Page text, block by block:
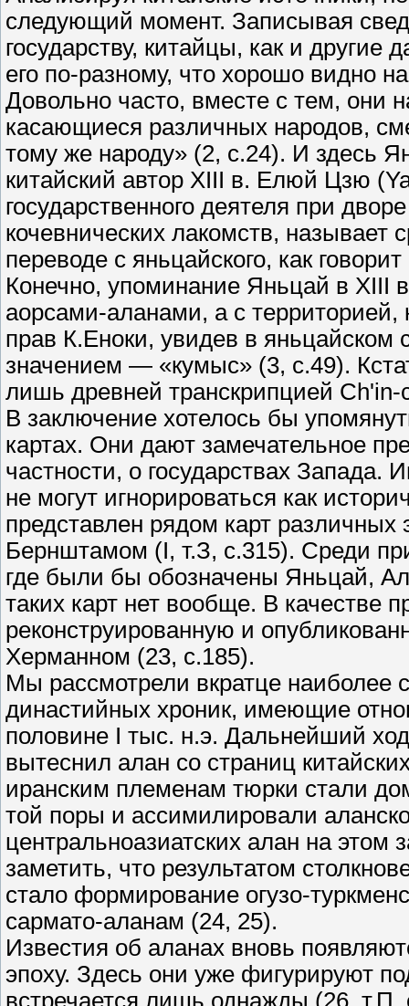
следующий момент. Записывая
государству, китайцы, как и
его по-разному, что хорошо
Довольно часто, вместе с тем, они
касающиеся различных народов,
тому же народу» (2, с.24). И здесь
китайский автор XIII в. Елюй Цзю
государственного деятеля при
кочевнических лакомств, называет
переводе с яньцайского, как
Конечно, упоминание Яньцай в XIII
аорсами-аланами, а с территорией,
прав К.Еноки, увидев в яньцайском
значением — «кумыс» (3, с.49).
лишь древней транскрипцией Ch'in-
В заключение хотелось бы
картах. Они дают замечательное
частности, о государствах Запада.
не могут игнорироваться как
представлен рядом карт
Бернштамом (I, т.З, с.315). Среди
где были бы обозначены Яньцай,
таких карт нет вообще. В качестве
реконструированную и
Херманном (23, с.185).
Мы рассмотрели вкратце наиболее
династийных хроник, имеющие
половине I тыс. н.э. Дальнейший
вытеснил алан со страниц
иранским племенам тюрки стали
той поры и ассимилировали
центральноазиатских алан на этом
заметить, что результатом
стало формирование огузо-
сармато-аланам (24, 25).
Известия об аланах вновь
эпоху. Здесь они уже фигурируют
встречается лишь однажды (26,